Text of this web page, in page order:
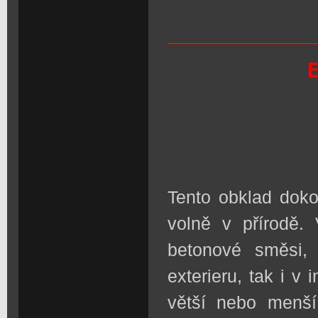
Tento obklad
volně v přírodě.
betonové
exterieru, tak i v
větší nebo